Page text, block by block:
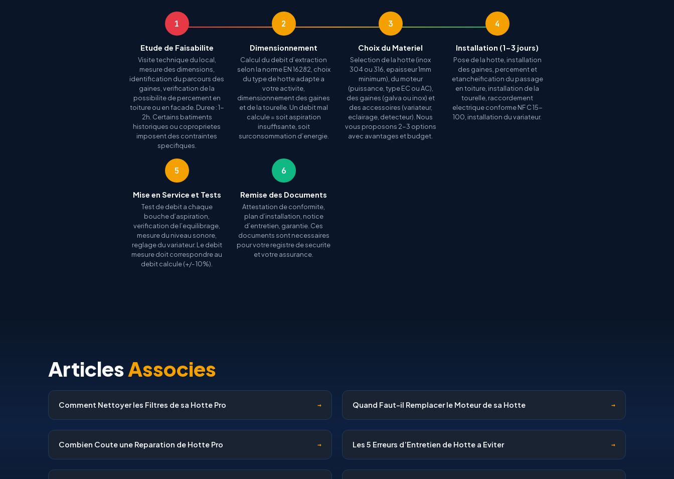
1
Etude de Faisabilite
Visite technique du local,
mesure des dimensions,
identification du parcours des
gaines, verification de la
possibilite de percement en
toiture ou en facade. Duree : 1-
2h. Certains batiments
historiques ou coproprietes
imposent des contraintes
specifiques.
2
Dimensionnement
Calcul du debit d’extraction
selon la norme EN 16282, choix
du type de hotte adapte a
votre activite,
dimensionnement des gaines
et de la tourelle. Un debit mal
calcule = soit aspiration
insuffisante, soit
surconsommation d’energie.
3
Choix du Materiel
Selection de la hotte (inox
304 ou 316, epaisseur 1mm
minimum), du moteur
(puissance, type EC ou AC),
des gaines (galva ou inox) et
des accessoires (variateur,
eclairage, detecteur). Nous
vous proposons 2-3 options
avec avantages et budget.
4
Installation (1-3 jours)
Pose de la hotte, installation
des gaines, percement et
etancheification du passage
en toiture, installation de la
tourelle, raccordement
electrique conforme NF C 15-
100, installation du variateur.
5
Mise en Service et Tests
Test de debit a chaque
bouche d’aspiration,
verification de l’equilibrage,
mesure du niveau sonore,
reglage du variateur. Le debit
mesure doit correspondre au
debit calcule (+/- 10%).
6
Remise des Documents
Attestation de conformite,
plan d’installation, notice
d’entretien, garantie. Ces
documents sont necessaires
pour votre registre de securite
et votre assurance.
ArticlesAssocies
Comment Nettoyer les Filtres de sa Hotte Pro → Quand Faut-il Remplacer le Moteur de sa Hotte →
Combien Coute une Reparation de Hotte Pro → Les 5 Erreurs d’Entretien de Hotte a Eviter →